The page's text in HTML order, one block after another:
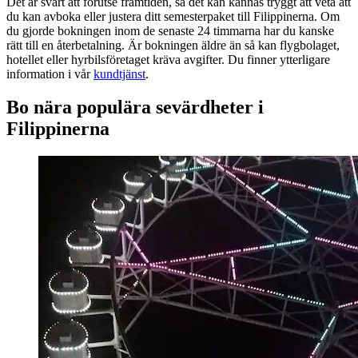
du kan avboka eller justera ditt semesterpaket till Filippinerna. Om
du gjorde bokningen inom de senaste 24 timmarna har du kanske
rätt till en återbetalning. Är bokningen äldre än så kan flygbolaget,
hotellet eller hyrbilsföretaget kräva avgifter. Du finner ytterligare
information i vårkundtjänst.
Bo nära populära sevärdheter i
Filippinerna